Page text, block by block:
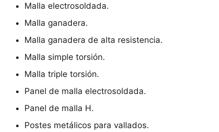
Malla electrosoldada.
Malla ganadera.
Malla ganadera de alta resistencia.
Malla simple torsión.
Malla triple torsión.
Panel de malla electrosoldada.
Panel de malla H.
Postes metálicos para vallados.